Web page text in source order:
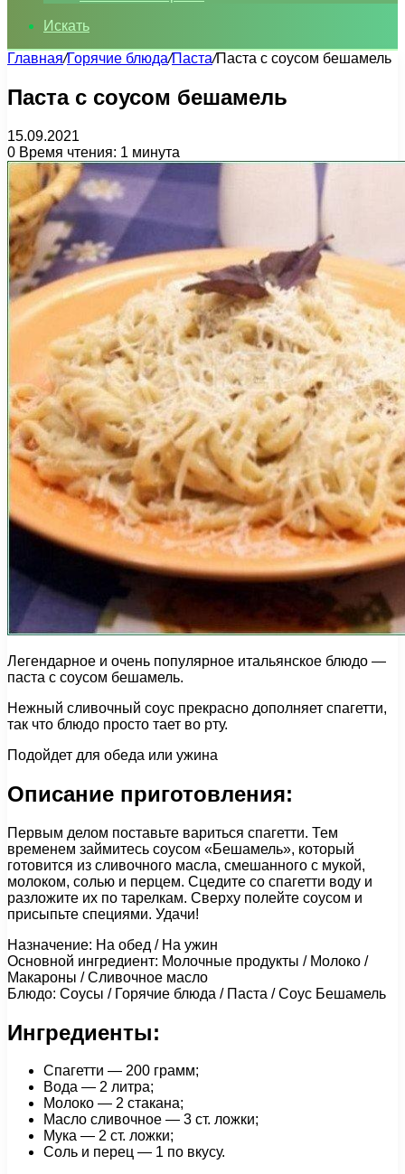
Искать
Главная/Горячие блюда/Паста/Паста с соусом бешамель
Паста с соусом бешамель
15.09.2021
0 Время чтения: 1 минута
Легендарное и очень популярное итальянское блюдо —
паста с соусом бешамель.
Нежный сливочный соус прекрасно дополняет спагетти,
так что блюдо просто тает во рту.
Подойдет для обеда или ужина
Описание приготовления:
Первым делом поставьте вариться спагетти. Тем
временем займитесь соусом «Бешамель», который
готовится из сливочного масла, смешанного с мукой,
молоком, солью и перцем. Сцедите со спагетти воду и
разложите их по тарелкам. Сверху полейте соусом и
присыпьте специями. Удачи!
Назначение: На обед / На ужин
Основной ингредиент: Молочные продукты / Молоко /
Макароны / Сливочное масло
Блюдо: Соусы / Горячие блюда / Паста / Соус Бешамель
Ингредиенты:
Спагетти — 200 грамм;
Вода — 2 литра;
Молоко — 2 стакана;
Масло сливочное — 3 ст. ложки;
Мука — 2 ст. ложки;
Соль и перец — 1 по вкусу.